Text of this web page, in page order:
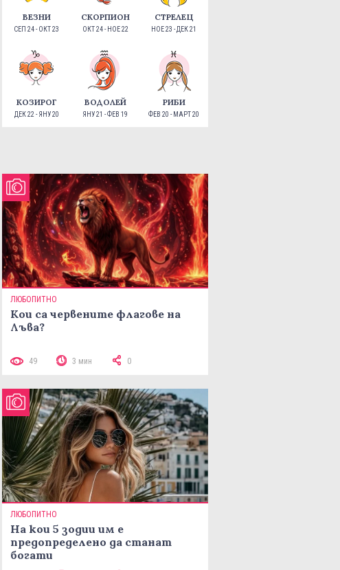
ВЕЗНИ
СЕП 24 - ОКТ 23
СКОРПИОН
ОКТ 24 - НОЕ 22
СТРЕЛЕЦ
НОЕ 23 - ДЕК 21
КОЗИРОГ
ДЕК 22 - ЯНУ 20
ВОДОЛЕЙ
ЯНУ 21 - ФЕВ 19
РИБИ
ФЕВ 20 - МАРТ 20
ЛЮБОПИТНО
Кои са червените флагове на
Лъва?
49 3 мин 0
ЛЮБОПИТНО
На кои 5 зодии им е
предопределено да станат
богати